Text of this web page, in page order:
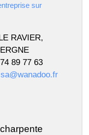
sur
RAVIER,
89 77 63